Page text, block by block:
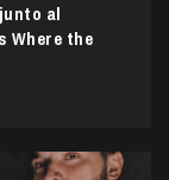
al
Where the